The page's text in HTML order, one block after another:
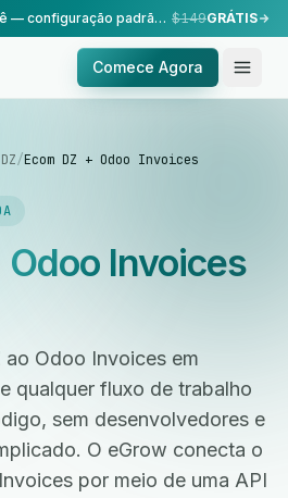
Configuração feita para você — configuração padrão, realizada pela nossa equipe. $149GRÁTIS
Comece Agora
/Ecom DZ + Odoo Invoices
Odoo Invoices
Odoo Invoices em
qualquer fluxo de trabalho
sem desenvolvedores e
O eGrow conecta o
por meio de uma API